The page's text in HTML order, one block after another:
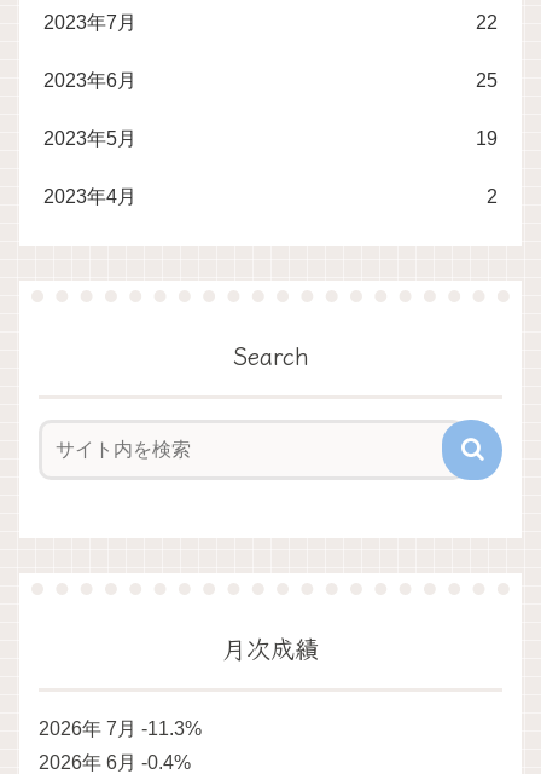
2023年7月 22
2023年6月 25
2023年5月 19
2023年4月 2
Search
月次成績
2026年 7月 -11.3%
2026年 6月 -0.4%